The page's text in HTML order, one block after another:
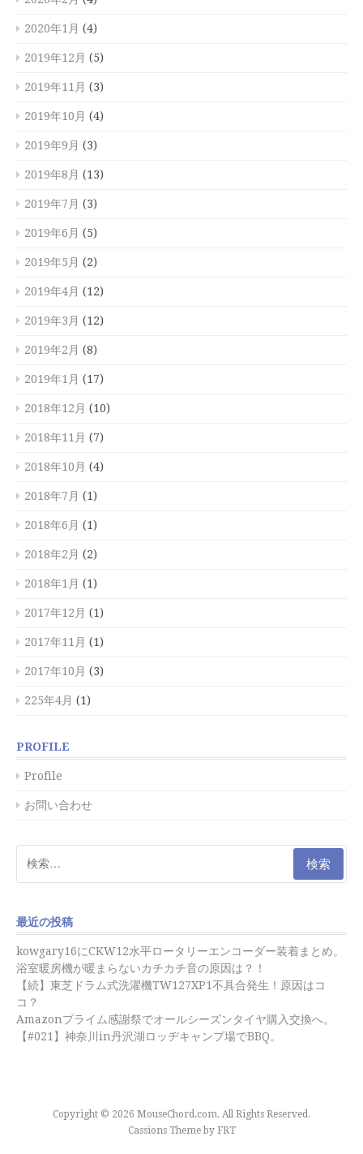
2020年1月 (4)
2019年12月 (5)
2019年11月 (3)
2019年10月 (4)
2019年9月 (3)
2019年8月 (13)
2019年7月 (3)
2019年6月 (5)
2019年5月 (2)
2019年4月 (12)
2019年3月 (12)
2019年2月 (8)
2019年1月 (17)
2018年12月 (10)
2018年11月 (7)
2018年10月 (4)
2018年7月 (1)
2018年6月 (1)
2018年2月 (2)
2018年1月 (1)
2017年12月 (1)
2017年11月 (1)
2017年10月 (3)
225年4月 (1)
PROFILE
Profile
お問い合わせ
索:
最近の投稿
kowgary16にCKW12水平ロータリーエンコーダー装着まとめ。
浴室暖房機が暖まらないカチカチ音の原因は？！
【続】東芝ドラム式洗濯機TW127XP1不具合発生！原因はコ
コ？
Amazonプライム感謝祭でオールシーズンタイヤ購入交換へ。
【#021】神奈川in丹沢湖ロッヂキャンプ場でBBQ。
Copyright © 2026 MouseChord.com. All Rights Reserved.
Cassions Theme by FRT